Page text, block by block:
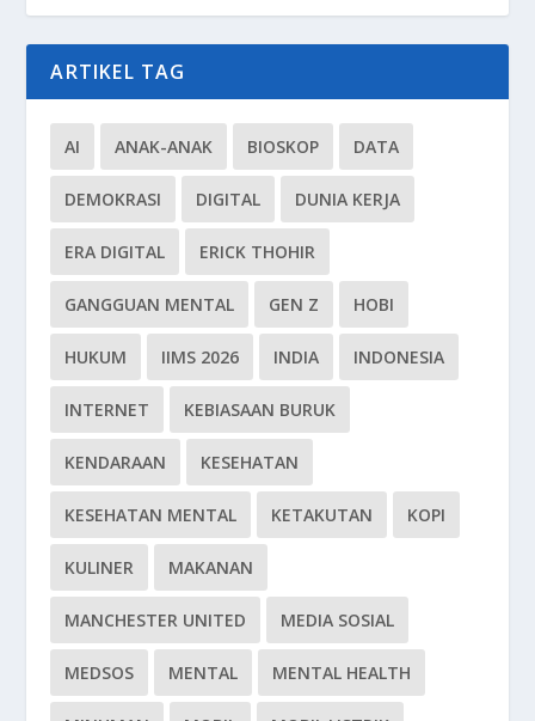
ARTIKEL TAG
AI ANAK-ANAK BIOSKOP DATA
DEMOKRASI DIGITAL DUNIA KERJA
ERA DIGITAL ERICK THOHIR
GANGGUAN MENTAL GEN Z HOBI
HUKUM IIMS 2026 INDIA INDONESIA
INTERNET KEBIASAAN BURUK
KENDARAAN KESEHATAN
KESEHATAN MENTAL KETAKUTAN KOPI
KULINER MAKANAN
MANCHESTER UNITED MEDIA SOSIAL
MEDSOS MENTAL MENTAL HEALTH